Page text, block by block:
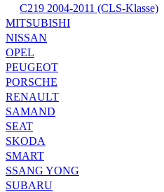
С219 2004-2011 (CLS-Klasse)
MITSUBISHI
NISSAN
OPEL
PEUGEOT
PORSCHE
RENAULT
SAMAND
SEAT
SKODA
SMART
SSANG YONG
SUBARU